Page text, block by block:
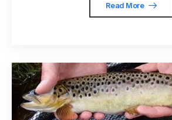
Read More